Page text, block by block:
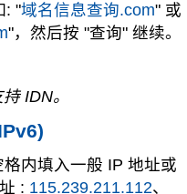
: "域名信息查询.com" 或
"，然后按 "查询" 继续。
IDN。
内填入一般 IP 地址或
: 115.239.211.112、